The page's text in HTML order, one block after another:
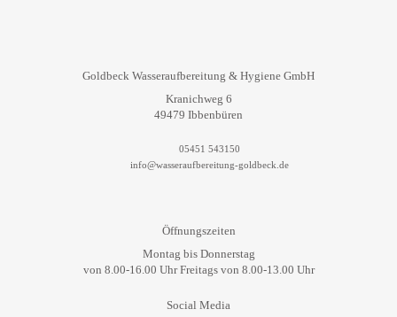
Goldbeck Wasseraufbereitung & Hygiene GmbH
Kranichweg 6
49479 Ibbenbüren
05451 543150
info@wasseraufbereitung-goldbeck.de
Öffnungszeiten
Montag bis Donnerstag
von 8.00-16.00 Uhr Freitags von 8.00-13.00 Uhr
Social Media